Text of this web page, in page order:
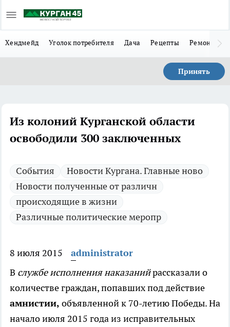
Хендмейд Уголок потребителя Дача Рецепты Ремонт
Принять
Из колоний Курганской области
освободили 300 заключенных
Cобытия
Новости Кургана. Главные ново
Новости полученные от различн
происходящие в жизни
Различные политические меропр
8 июля 2015
administrator
В службе исполнения наказанийрассказали о
количестве граждан, попавших под действие
амнистии, объявленной к 70-летию Победы.На
начало июля 2015 года из исправительных